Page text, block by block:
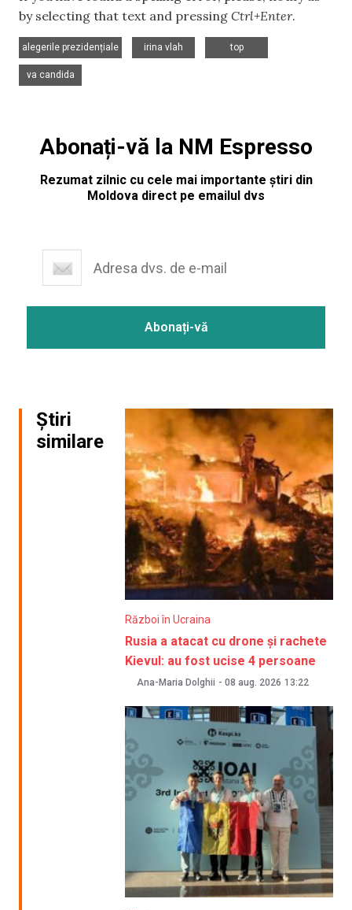
by selecting that text and pressing Ctrl+Enter.
alegerile prezidențiale
irina vlah
top
va candida
Abonați-vă la NM Espresso
Rezumat zilnic cu cele mai importante știri din
Moldova direct pe emailul dvs
Știri
similare
Război în Ucraina
Rusia a atacat cu drone și rachete
Kievul: au fost ucise 4 persoane
Ana-Maria Dolghii - 08 aug. 2026 13:22